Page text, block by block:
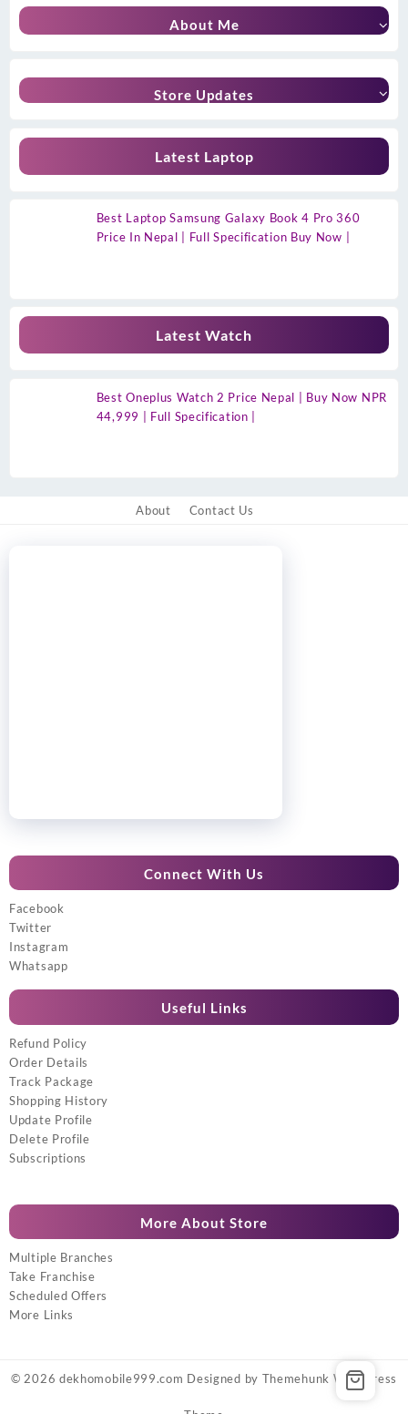
About Me
Store Updates
Latest Laptop
Best Laptop Samsung Galaxy Book 4 Pro 360
Price In Nepal | Full Specification Buy Now |
Latest Watch
Best Oneplus Watch 2 Price Nepal | Buy Now NPR
44,999 | Full Specification |
About Contact Us
Connect With Us
Facebook
Twitter
Instagram
Whatsapp
Useful Links
Refund Policy
Order Details
Track Package
Shopping History
Update Profile
Delete Profile
Subscriptions
More About Store
Multiple Branches
Take Franchise
Scheduled Offers
More Links
© 2026 dekhomobile999.com Designed by Themehunk WordPress